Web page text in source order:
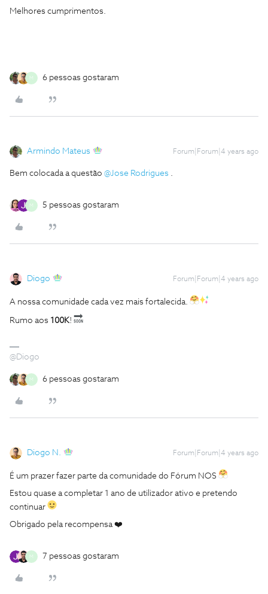
Melhores cumprimentos.
M 6 pessoas gostaram
Armindo Mateus Forum|Forum|4 years ago
Bem colocada a questão @Jose Rodrigues .
M 5 pessoas gostaram
Diogo Forum|Forum|4 years ago
A nossa comunidade cada vez mais fortalecida.
Rumo aos 100K!
@Diogo
M 6 pessoas gostaram
Diogo N. Forum|Forum|4 years ago
É um prazer fazer parte da comunidade do Fórum NOS
Estou quase a completar 1 ano de utilizador ativo e pretendo
continuar
Obrigado pela recompensa ❤️
M 7 pessoas gostaram